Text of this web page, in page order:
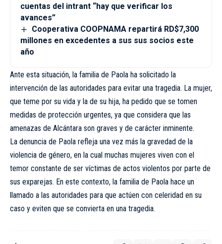
cuentas del intrant “hay que verificar los
avances”
Cooperativa COOPNAMA repartirá RD$7,300
millones en excedentes a sus sus socios este
año
Ante esta situación, la familia de Paola ha solicitado la
intervención de las autoridades para evitar una tragedia. La mujer,
que teme por su vida y la de su hija, ha pedido que se tomen
medidas de protección urgentes, ya que considera que las
amenazas de Alcántara son graves y de carácter inminente.
La denuncia de Paola refleja una vez más la gravedad de la
violencia de género, en la cual muchas mujeres viven con el
temor constante de ser víctimas de actos violentos por parte de
sus exparejas. En este contexto, la familia de Paola hace un
llamado a las autoridades para que actúen con celeridad en su
caso y eviten que se convierta en una tragedia.